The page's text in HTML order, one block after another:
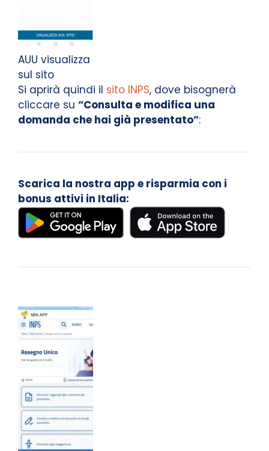
AUU visualizza
sul sito
Si aprirà quindi il sito INPS, dove bisognerà
cliccare su “Consulta e modifica una
domanda che hai già presentato”:
Scarica la nostra app e risparmia con i
bonus attivi in Italia: